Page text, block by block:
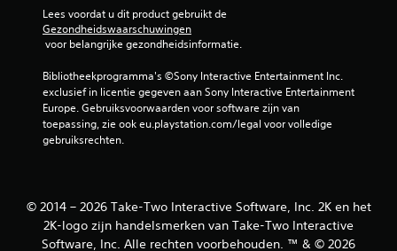
d
n
g
Lees voordat u dit product gebruikt de
Gezondheidswaarschuwingen
voor belangrijke gezondheidsinformatie.
Bibliotheekprogramma's ©Sony Interactive Entertainment Inc.
exclusief in licentie gegeven aan Sony Interactive Entertainment
Europe. Gebruiksvoorwaarden voor software zijn van
toepassing, zie ook eu.playstation.com/legal voor volledige
gebruiksrechten.
© 2014 – 2026 Take-Two Interactive Software, Inc. 2K en het
2K-logo zijn handelsmerken van Take-Two Interactive
Software, Inc. Alle rechten voorbehouden. ™ & © 2026